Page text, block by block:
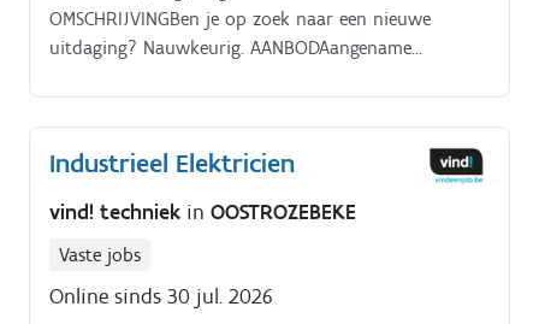
OMSCHRIJVINGBen je op zoek naar een nieuwe
uitdaging? Nauwkeurig. AANBODAangename
Industrieel Elektricien
vind! techniek in OOSTROZEBEKE
Vaste jobs
Online sinds 30 jul. 2026